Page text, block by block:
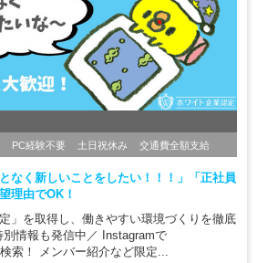
PC経験不要 土日祝休み 交通費全額支給
なく新しいことをしたい！！！」「正社員
理由でOK！
」を取得し、働きやすい環境づくりを徹底
情報も発信中／ Instagramで
索！ メンバー紹介など限定...